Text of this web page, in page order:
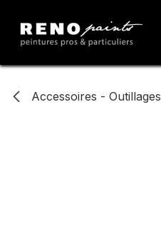
Accessoires - Outillages